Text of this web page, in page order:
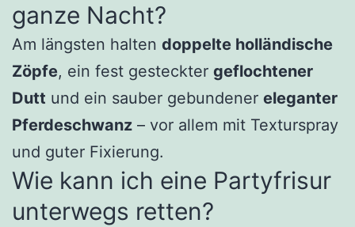
ganze Nacht?
Am längsten halten doppelte holländische
Zöpfe, ein fest gesteckter geflochtener
Dutt und ein sauber gebundener eleganter
Pferdeschwanz – vor allem mit Texturspray
und guter Fixierung.
Wie kann ich eine Partyfrisur
unterwegs retten?